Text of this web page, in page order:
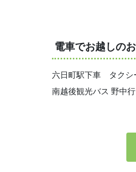
電車でお越しの
六日町駅下車 タクシ
南越後観光バス 野中